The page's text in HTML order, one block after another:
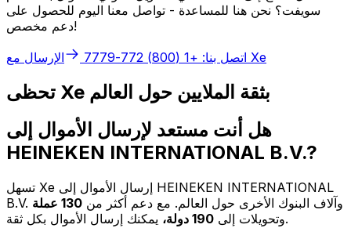
سويفت؟ نحن هنا للمساعدة - تواصل معنا اليوم للحصول على
دعم مخصص!
اتصل بنا: +1 (800) 772-7779 الإرسال مع Xe
تحظى Xe بثقة الملايين حول العالم
هل أنت مستعد لإرسال الأموال إلى
HEINEKEN INTERNATIONAL B.V.?
تسهل Xe إرسال الأموال إلى HEINEKEN INTERNATIONAL
B.V. وآلاف البنوك الأخرى حول العالم. مع دعم أكثر من 130 عملة
وتحويلات إلى 190 دولة،
يمكنك إرسال الأموال بكل ثقة.